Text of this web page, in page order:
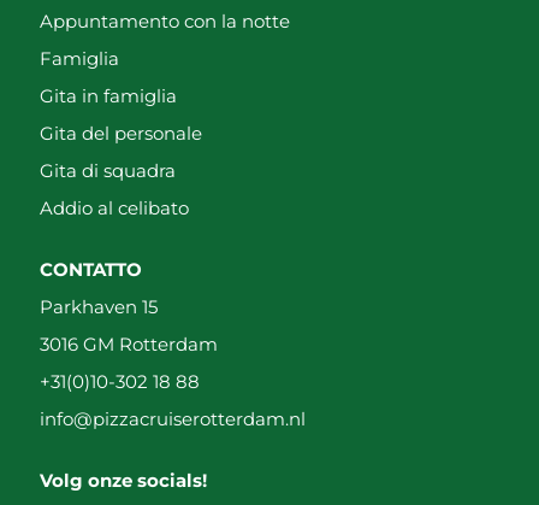
Appuntamento con la notte
Famiglia
Gita in famiglia
Gita del personale
Gita di squadra
Addio al celibato
CONTATTO
Parkhaven 15
3016 GM Rotterdam
+31(0)10-302 18 88
info@pizzacruiserotterdam.nl
Volg onze socials!